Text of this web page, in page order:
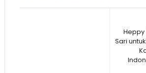
Heppy
Sari